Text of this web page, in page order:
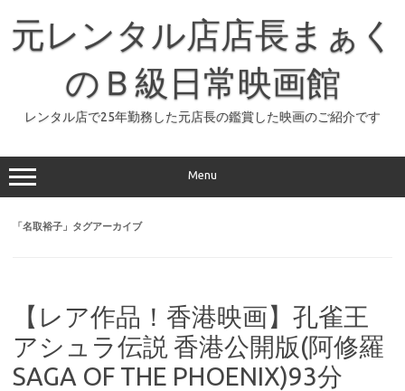
元レンタル店店長まぁく
のＢ級日常映画館
レンタル店で25年勤務した元店長の鑑賞した映画のご紹介です
Menu
「名取裕子 」タグアーカイブ
【レア作品！香港映画】孔雀王
アシュラ伝説 香港公開版(阿修羅
SAGA OF THE PHOENIX)93分